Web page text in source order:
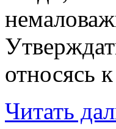
относясь
Читать